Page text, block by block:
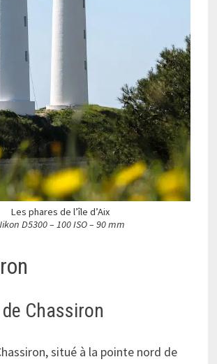
Les phares de l’île d’Aix
D5300 – 100 ISO – 90 mm
Chassiron
situé à la pointe nord de